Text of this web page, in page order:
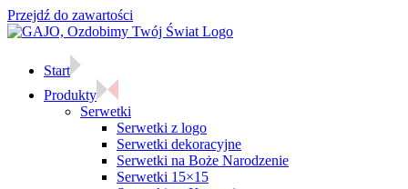
Przejdź do zawartości
Start
Produkty
Serwetki
Serwetki z logo
Serwetki dekoracyjne
Serwetki na Boże Narodzenie
Serwetki 15×15